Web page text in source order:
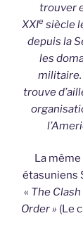
trouver
XXIe siècle
depuis la
les
militaire.
trouve
La
étasuniens
« The
Order » (Le